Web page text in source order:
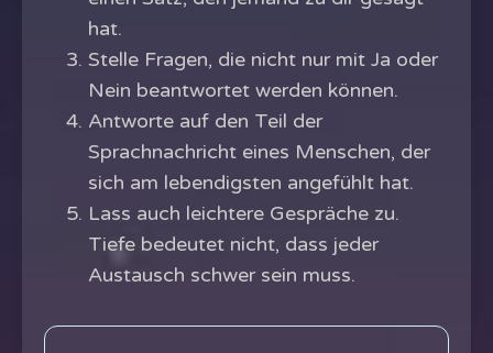
hat.
Stelle Fragen, die nicht nur mit Ja oder
Nein beantwortet werden können.
Antworte auf den Teil der
Sprachnachricht eines Menschen, der
sich am lebendigsten angefühlt hat.
Lass auch leichtere Gespräche zu.
Tiefe bedeutet nicht, dass jeder
Austausch schwer sein muss.